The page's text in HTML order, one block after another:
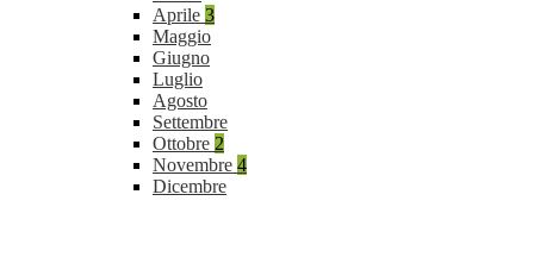
Aprile 3
Maggio
Giugno
Luglio
Agosto
Settembre
Ottobre 2
Novembre 4
Dicembre